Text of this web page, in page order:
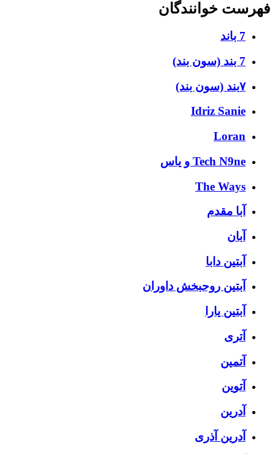
فهرست خوانندگان
7 باند
7 بند (سون بند)
۷بند (سون بند)
Idriz Sanie
Loran
Tech N9ne و یاس
The Ways
آبا مقدم
آبان
آبتین دابا
آبتین روحبخش داوران
آبتین یارا
آتری
آتمین
آتوین
آدرین
آدرین آذری